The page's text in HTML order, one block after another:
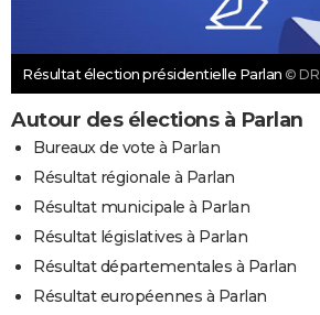
Résultat élection présidentielle Parlan © DR
Autour des élections à Parlan
Bureaux de vote à Parlan
Résultat régionale à Parlan
Résultat municipale à Parlan
Résultat législatives à Parlan
Résultat départementales à Parlan
Résultat européennes à Parlan